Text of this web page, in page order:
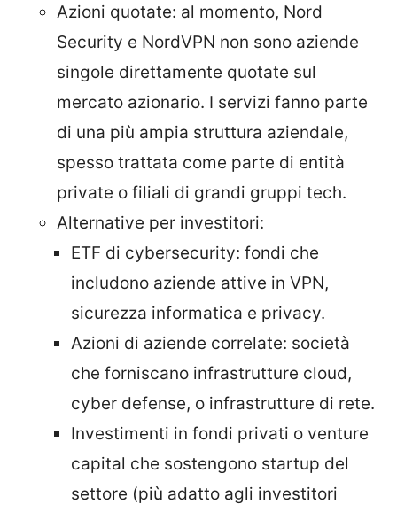
Azioni quotate: al momento, Nord
Security e NordVPN non sono aziende
singole direttamente quotate sul
mercato azionario. I servizi fanno parte
di una più ampia struttura aziendale,
spesso trattata come parte di entità
private o filiali di grandi gruppi tech.
Alternative per investitori:
ETF di cybersecurity: fondi che
includono aziende attive in VPN,
sicurezza informatica e privacy.
Azioni di aziende correlate: società
che forniscano infrastrutture cloud,
cyber defense, o infrastrutture di rete.
Investimenti in fondi privati o venture
capital che sostengono startup del
settore (più adatto agli investitori